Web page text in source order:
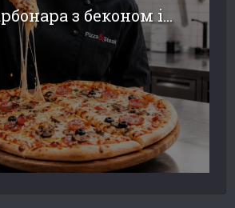
з беконом і...